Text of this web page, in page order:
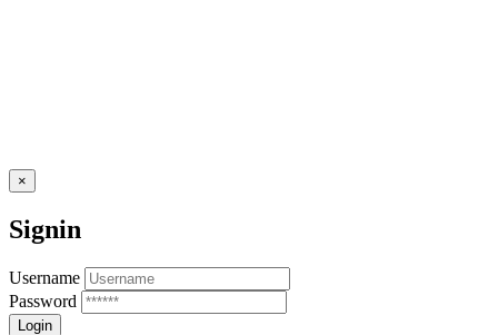
×
Signin
Username
Password